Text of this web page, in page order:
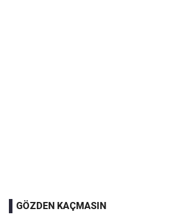
GÖZDEN KAÇMASIN